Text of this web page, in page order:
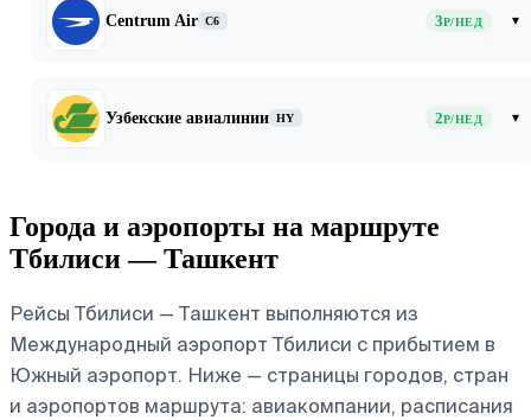
Centrum Air C6 3Р/НЕД ▾
Узбекские авиалинии HY 2Р/НЕД ▾
Города и аэропорты на маршруте
Тбилиси — Ташкент
Рейсы Тбилиси — Ташкент выполняются из
Международный аэропорт Тбилиси с прибытием в
Южный аэропорт. Ниже — страницы городов, стран
и аэропортов маршрута: авиакомпании, расписания